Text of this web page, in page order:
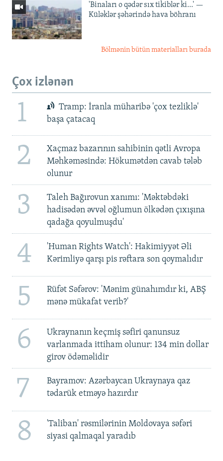
'Binaları o qədər sıx tikiblər ki...' —
Küləklər şəhərində hava böhranı
Bölmənin bütün materialları burada
Çox izlənən
1
Tramp: İranla müharibə 'çox tezliklə'
başa çatacaq
2
Xaçmaz bazarının sahibinin qətli Avropa
Məhkəməsində: Hökumətdən cavab tələb
olunur
3
Taleh Bağırovun xanımı: 'Məktəbdəki
hadisədən əvvəl oğlumun ölkədən çıxışına
qadağa qoyulmuşdu'
4
'Human Rights Watch': Hakimiyyət Əli
Kərimliyə qarşı pis rəftara son qoymalıdır
5
Rüfət Səfərov: 'Mənim günahımdır ki, ABŞ
mənə mükafat verib?'
6
Ukraynanın keçmiş səfiri qanunsuz
varlanmada ittiham olunur: 134 min dollar
girov ödəməlidir
7
Bayramov: Azərbaycan Ukraynaya qaz
tədarük etməyə hazırdır
8
'Taliban' rəsmilərinin Moldovaya səfəri
siyasi qalmaqal yaradıb